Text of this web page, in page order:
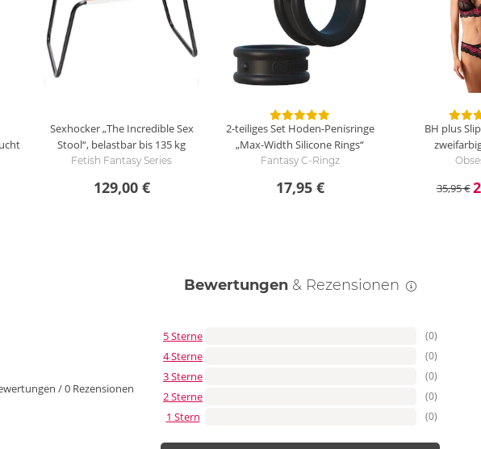
Sexhocker „The Incredible Sex
Stool“, belastbar bis 135 kg
Fetish Fantasy Series
129,00 €
2-teiliges Set Hoden-Penisringe
„Max-Width Silicone Rings“
Fantasy C-Ringz
17,95 €
BH plus
35,95 €
Bewertungen & Rezensionen
/0 Rezensionen
5 Sterne (0)
4 Sterne (0)
3 Sterne (0)
2 Sterne (0)
1 Stern (0)